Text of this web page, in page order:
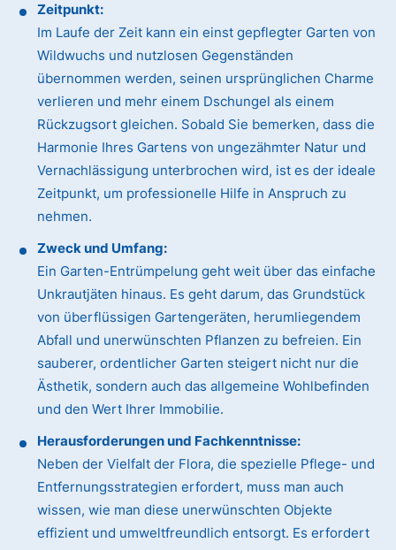
Zeitpunkt:
Im Laufe der Zeit kann ein einst gepflegter Garten von
Wildwuchs und nutzlosen Gegenständen
übernommen werden, seinen ursprünglichen Charme
verlieren und mehr einem Dschungel als einem
Rückzugsort gleichen. Sobald Sie bemerken, dass die
Harmonie Ihres Gartens von ungezähmter Natur und
Vernachlässigung unterbrochen wird, ist es der ideale
Zeitpunkt, um professionelle Hilfe in Anspruch zu
nehmen.
Zweck und Umfang:
Ein Garten-Entrümpelung geht weit über das einfache
Unkrautjäten hinaus. Es geht darum, das Grundstück
von überflüssigen Gartengeräten, herumliegendem
Abfall und unerwünschten Pflanzen zu befreien. Ein
sauberer, ordentlicher Garten steigert nicht nur die
Ästhetik, sondern auch das allgemeine Wohlbefinden
und den Wert Ihrer Immobilie.
Herausforderungen und Fachkenntnisse:
Neben der Vielfalt der Flora, die spezielle Pflege- und
Entfernungsstrategien erfordert, muss man auch
wissen, wie man diese unerwünschten Objekte
effizient und umweltfreundlich entsorgt. Es erfordert